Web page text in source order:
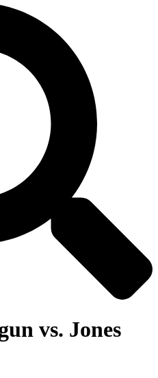
vs. Jones